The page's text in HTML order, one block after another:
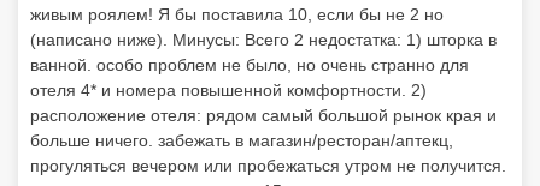
живым роялем! Я бы поставила 10, если бы не 2 но
(написано ниже). Минусы: Всего 2 недостатка: 1) шторка в
ванной. особо проблем не было, но очень странно для
отеля 4* и номера повышенной комфортности. 2)
расположение отеля: рядом самый большой рынок края и
больше ничего. забежать в магазин/ресторан/аптекц,
прогуляться вечером или пробежаться утром не получится.